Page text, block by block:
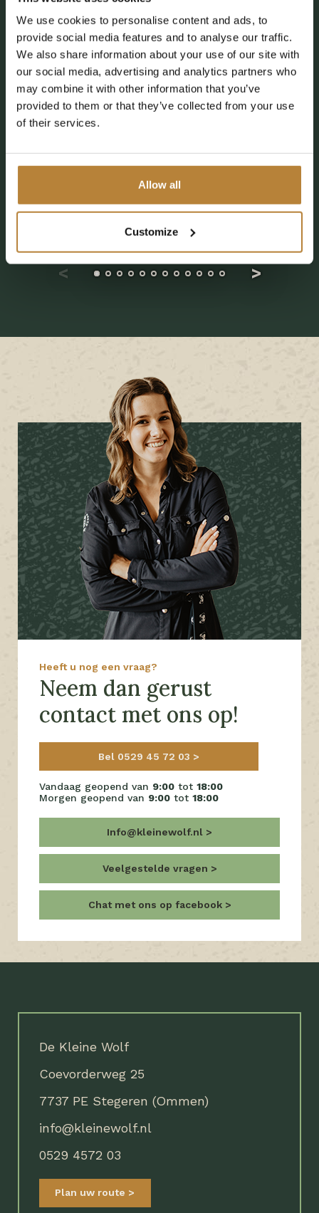
We use cookies to personalise content and ads, to
provide social media features and to analyse our traffic.
We also share information about your use of our site with
our social media, advertising and analytics partners who
may combine it with other information that you’ve
provided to them or that they’ve collected from your use
of their services.
Allow all
Customize
De vernieuwingen in 2026
Heeft u nog een vraag?
Neem dan gerust
contact met ons op!
Bel 0529 45 72 03
Vandaag geopend van 9:00 tot 18:00
Morgen geopend van 9:00 tot 18:00
Info@kleinewolf.nl
Veelgestelde vragen
Chat met ons op facebook
De Kleine Wolf
Coevorderweg 25
7737 PE Stegeren (Ommen)
info@kleinewolf.nl
0529 4572 03
Plan uw route